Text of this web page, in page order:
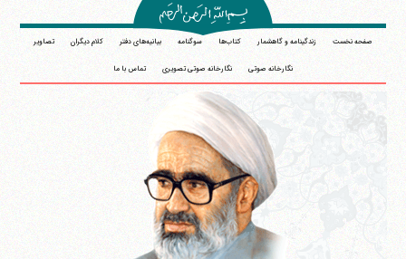
صفحه نخست زندگینامه و گاهشمار کتاب‌ها سوگنامه بیانیه‌های دفتر کلام دیگران تصاویر
نگارخانه صوتی نگارخانه صوتی تصویری تماس با ما